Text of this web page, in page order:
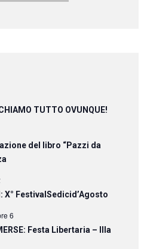
TUTTO OVUNQUE!
del libro “Pazzi da
X° FestivalSedicid’Agosto
6
Festa Libertaria – IIIa